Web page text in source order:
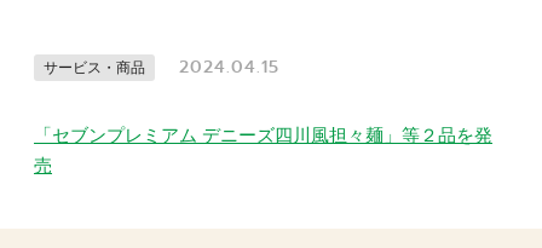
サービス・商品 2024.04.15
「セブンプレミアム デニーズ四川風担々麺」等２品を発
売